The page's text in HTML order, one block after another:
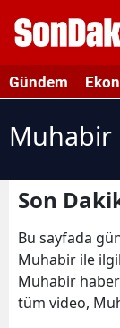
Gündem
Muhabir
Son
Bu sayfada
Muhabir ile
Muhabir
tüm video,